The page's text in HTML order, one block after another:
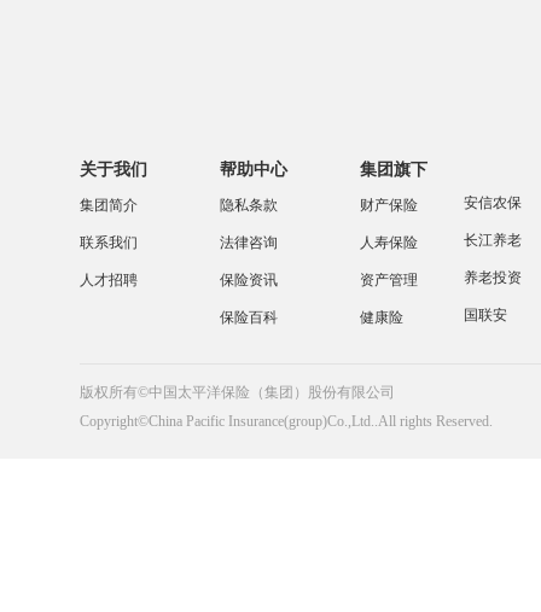
关于我们
集团简介
联系我们
人才招聘
帮助中心
隐私条款
法律咨询
保险资讯
保险百科
集团旗下
财产保险
人寿保险
资产管理
健康险
安信农保
长江养老
养老投资
国联安
版权所有©中国太平洋保险（集团）股份有限公司
Copyright©China Pacific Insurance(group)Co.,Ltd..All rights Reserved.